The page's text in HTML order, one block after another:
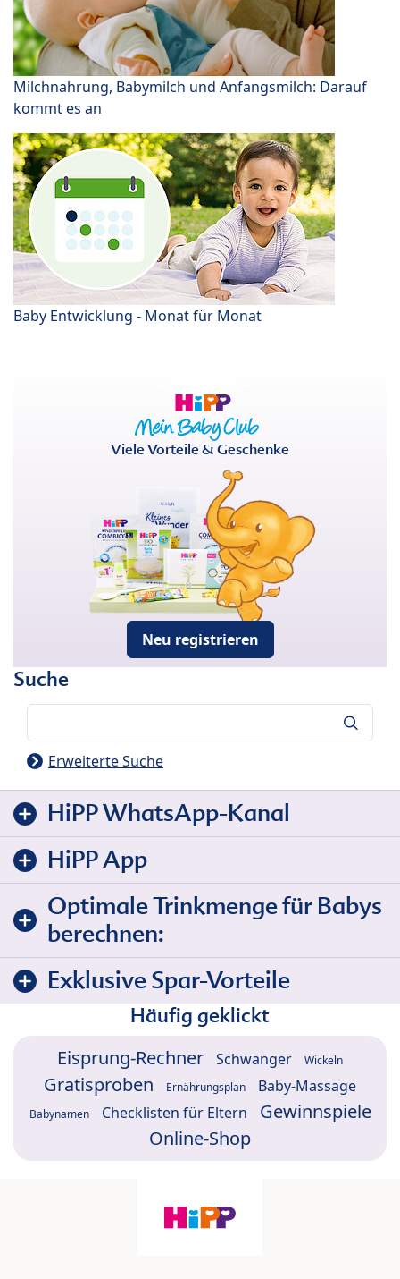
Milchnahrung, Babymilch und Anfangsmilch: Darauf
kommt es an
Baby Entwicklung - Monat für Monat
Viele Vorteile & Geschenke
Neu registrieren
Suche
Erweiterte Suche
HiPP WhatsApp-Kanal
HiPP App
Optimale Trinkmenge für Babys
berechnen:
Exklusive Spar-Vorteile
Häufig geklickt
Eisprung-Rechner Schwanger Wickeln
Gratisproben Ernährungsplan Baby-Massage
Babynamen Checklisten für Eltern
Gewinnspiele
Online-Shop